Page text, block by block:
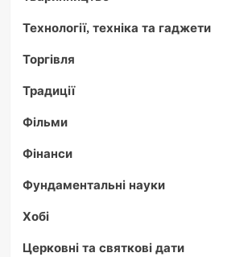
Технології, техніка та гаджети
Торгівля
Традиції
Фільми
Фінанси
Фундаментальні науки
Хобі
Церковні та святкові дати